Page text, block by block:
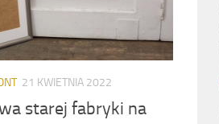
21 KWIETNIA 2022
starej fabryki na